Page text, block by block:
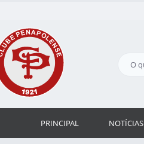
PRINCIPAL NOTÍCIAS